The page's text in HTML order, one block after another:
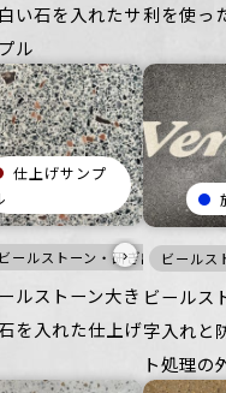
い石を入れたサ
ル
利を使っ
仕上げ 灰 床 つるつる
仕上げサンプ
ビールストーン・研ぎ出し仕上げ
›
ルストーン大き
を入れた仕上げ
ビールス
ビールス
字入れと
ト処理の